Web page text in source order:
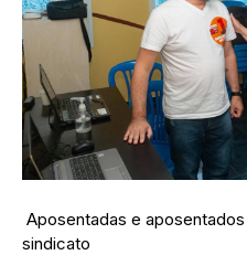
Aposentadas e
sindicato